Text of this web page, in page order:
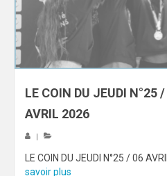
LE COIN DU JEUDI N°25
AVRIL 2026
|
LE COIN DU JEUDI N°25 / 06
savoir plus